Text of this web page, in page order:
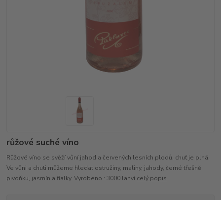
růžové suché víno
Růžové víno se svěží vůní jahod a červených lesních plodů, chuť je plná.
Ve vůni a chuti můžeme hledat ostružiny, maliny, jahody, černé třešně,
pivoňku, jasmín a fialky. Vyrobeno : 3000 lahví celý popis